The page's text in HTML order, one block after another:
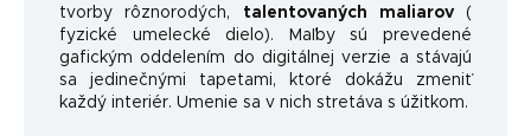
tvorby rôznorodých,
talentovaných maliarov(
fyzické umelecké dielo). Maľby sú prevedené
gafickým oddelením do digitálnej verzie a stávajú
sa jedinečnými tapetami, ktoré dokážu zmeniť
každý interiér. Umenie sa v nich stretáva s úžitkom.